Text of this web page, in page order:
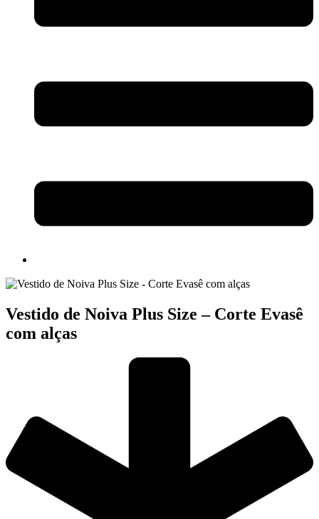
Vestido de Noiva Plus Size – Corte Evasê
com alças